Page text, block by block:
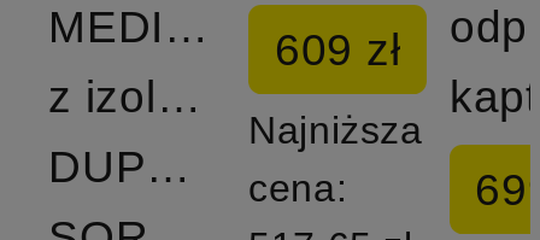
MEDIUM
z izolacją
DUPONT™
609 zł
Najniższa
cena: